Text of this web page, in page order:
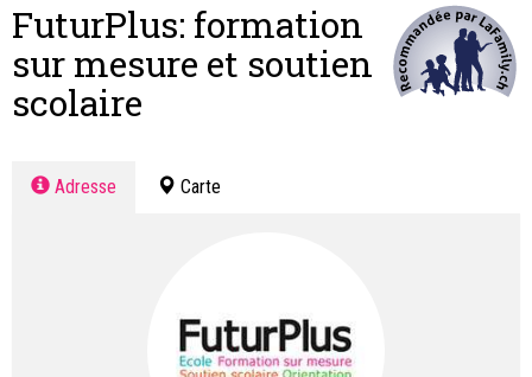
FuturPlus: formation
sur mesure et soutien
scolaire
Adresse Carte